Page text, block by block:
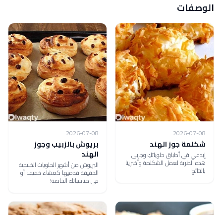
الوصفات
2026-07-08
شكلمة جوز الهند
إبدعي في أطباق حلوياتكِ وجربي
هذه الطرية لعمل الشكلمة وأخبرينا
بالنتائج!
2026-07-08
بريوش بالزبيب وجوز
الهند
البريوش من أشهر الحلويات الخليجية
الخفيفة قدميها كعشاء خفيف أو
في مناسباتك الخاصة!